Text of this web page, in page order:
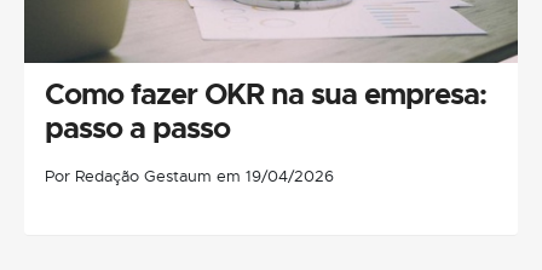
Como fazer OKR na sua empresa:
passo a passo
Por Redação Gestaum em 19/04/2026